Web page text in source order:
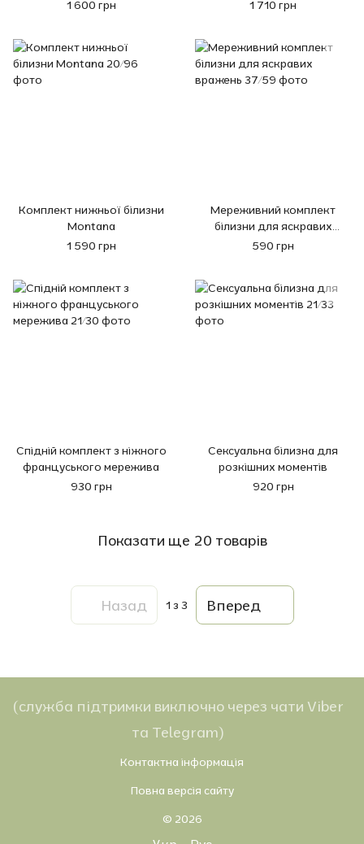
1 600 грн
1 710 грн
Комплект нижньої білизни
Montana
1 590 грн
Мереживний комплект
білизни для яскравих
вражень
590 грн
Спідній комплект з ніжного
француського мережива
930 грн
Сексуальна білизна для
розкішних моментів
920 грн
Показати ще 20 товарів
Назад 1 з 3 Вперед
(служба підтримки виключно через чати Viber
та Telegram)
Контактна інформація
Повна версія сайту
© 2026